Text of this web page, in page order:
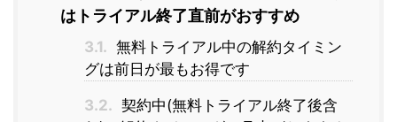
はトライアル終了直前がおすすめ
3.1. 無料トライアル中の解約タイミン
グは前日が最もお得です
3.2. 契約中(無料トライアル終了後含